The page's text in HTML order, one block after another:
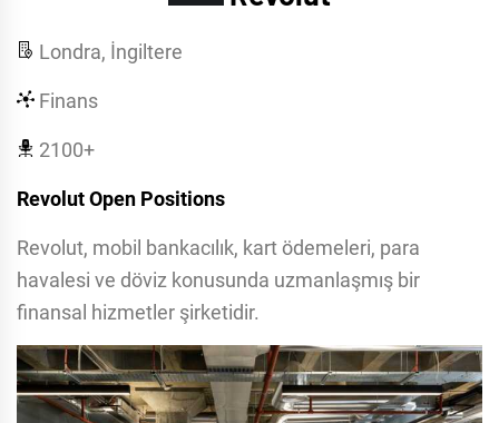
Londra, İngiltere
Finans
2100+
Revolut Open Positions
Revolut, mobil bankacılık, kart ödemeleri, para
havalesi ve döviz konusunda uzmanlaşmış bir
finansal hizmetler şirketidir.